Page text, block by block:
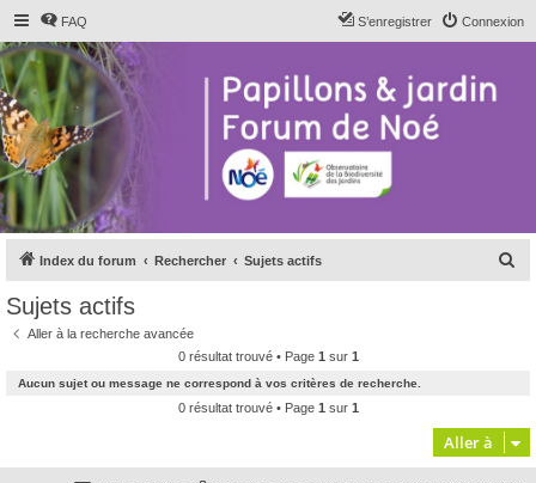
FAQ Connexion
S’enregistrer
Index du forum Rechercher Sujets actifs
c
h
Sujets actifs
Aller à la recherche avancée
0 résultat trouvé • Page 1 sur 1
Aucun sujet ou message ne correspond à vos critères de recherche.
0 résultat trouvé • Page 1 sur 1
Aller à